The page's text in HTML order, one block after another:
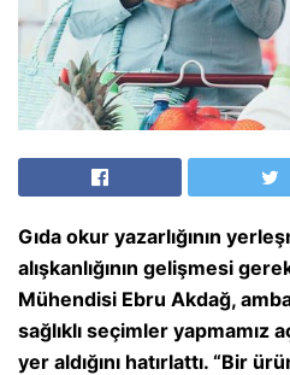
Gıda okur yazarlığının
alışkanlığının gelişmesi
Mühendisi Ebru Akdağ,
sağlıklı seçimler yapmamız
yer aldığını hatırlattı. “Bir